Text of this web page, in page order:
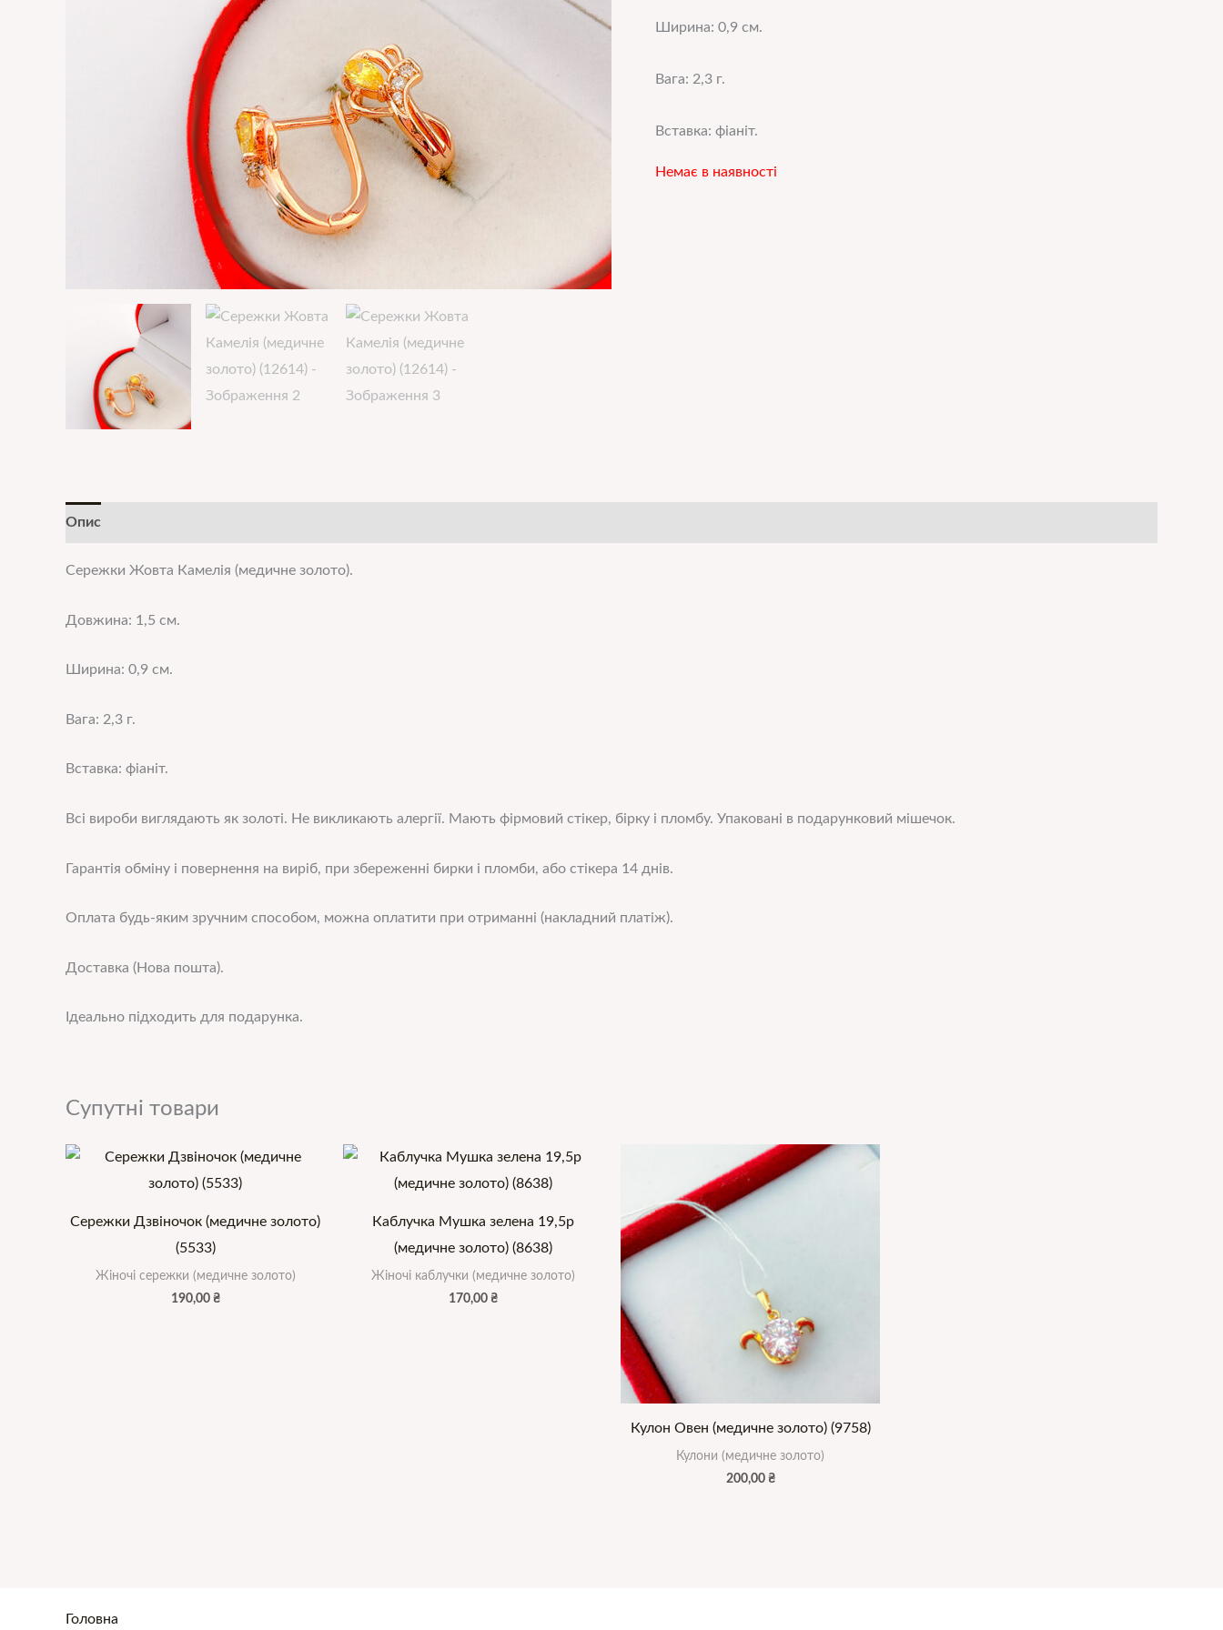
Ширина: 0,9 см.
Вага: 2,3 г.
Вставка: фіаніт.
Немає в наявності
Опис
Сережки Жовта Камелія (медичне золото).
Довжина: 1,5 см.
Ширина: 0,9 см.
Вага: 2,3 г.
Вставка: фіаніт.
Всі вироби виглядають як золоті. Не викликають алергії. Мають фірмовий стікер, бірку і пломбу. Упаковані в подарунковий мішечок.
Гарантія обміну і повернення на виріб, при збереженні бирки і пломби, або стікера 14 днів.
Оплата будь-яким зручним способом, можна оплатити при отриманні (накладний платіж).
Доставка (Нова пошта).
Ідеально підходить для подарунка.
Супутні товари
Сережки Дзвіночок (медичне золото)
(5533)
Жіночі сережки (медичне золото)
190,00 ₴
Каблучка Мушка зелена 19,5р
(медичне золото) (8638)
Жіночі каблучки (медичне золото)
170,00 ₴
Кулон Овен (медичне золото) (9758)
Кулони (медичне золото)
200,00 ₴
Головна